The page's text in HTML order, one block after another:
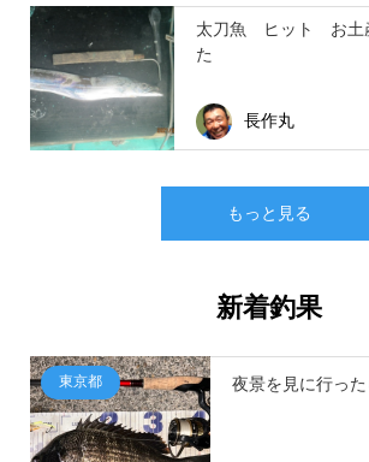
太刀魚 ヒット お土
た
長作丸
もっと見る
新着釣果
東京都 夜景を見に行った